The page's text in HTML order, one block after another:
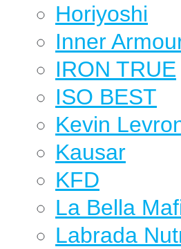
Horiyoshi
Inner
IRON TRUE
ISO BEST
Kevin
Kausar
KFD
La Bella
Labrada